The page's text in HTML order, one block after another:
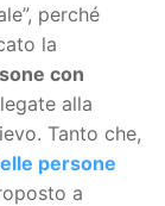
perché
la
con
alla
Tanto che,
persone
a